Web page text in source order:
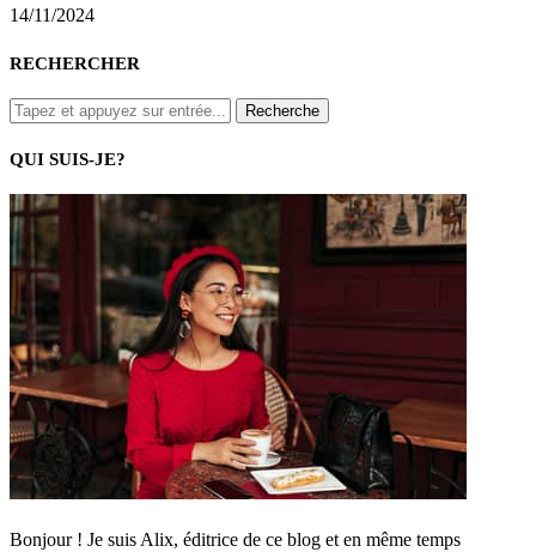
14/11/2024
RECHERCHER
QUI SUIS-JE?
Bonjour ! Je suis Alix, éditrice de ce blog et en même temps